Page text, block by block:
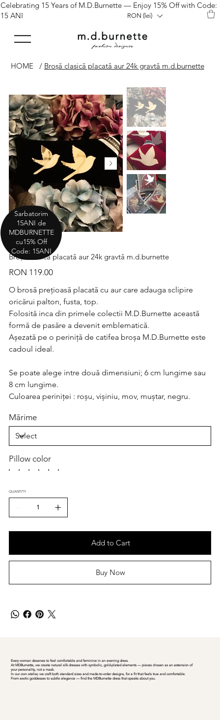
RON (lei)
Celebrating 15 Years of M.D.Burnette — Enjoy 15% Off with Code:
15 ANI
HOME / Broșă clasică placată aur 24k gravtă m.d.burnette
Broșă clasică placată aur 24k gravtă m.d.burnette
Price
RON 119.00
O brosă prețioasă placată cu aur care adauga sclipire
oricărui palton, fusta, top.
Folosită inca din primele colectii M.D.Burnette această
formă de pasăre a devenit emblematică.
Așezată pe o periniță de catifea broșa M.D.Burnette este
cadoul ideal.
Se poate alege intre două dimensiuni; 6 cm lungime sau
8 cm lungime.
Culoarea periniței : roșu, vișiniu, mov, muștar, negru.
Mărime
Pillow color
QUANTITY
Add to Cart
Buy Now
Every woman deserves to feel comfortable and feminine in an evening dress.
At MDBurnette, we create natural silk dresses with symbolic, gold-plated elements — pieces chosen as an extension of
your personality, not a mask.
In our own atelier, we craft both standard sizes and made-to-order designs, for a fit that feels true and comfortable.
From exotic goddesses to subtle elegance — find the MDBurnette dress that speaks about you.
Sarbatorim
15ANI de
MDBURNETTE
cu15% Off
Code: 15ANI